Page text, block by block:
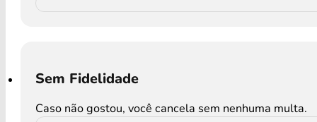
Sem Fidelidade
Caso não gostou, você cancela sem nenhuma multa.